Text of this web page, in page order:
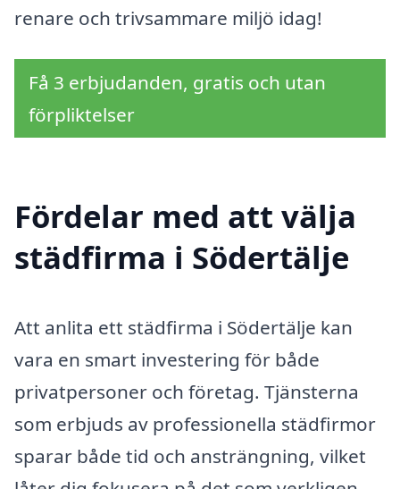
renare och trivsammare miljö idag!
Få 3 erbjudanden, gratis och utan
förpliktelser
Fördelar med att välja
städfirma i Södertälje
Att anlita ett städfirma i Södertälje kan
vara en smart investering för både
privatpersoner och företag. Tjänsterna
som erbjuds av professionella städfirmor
sparar både tid och ansträngning, vilket